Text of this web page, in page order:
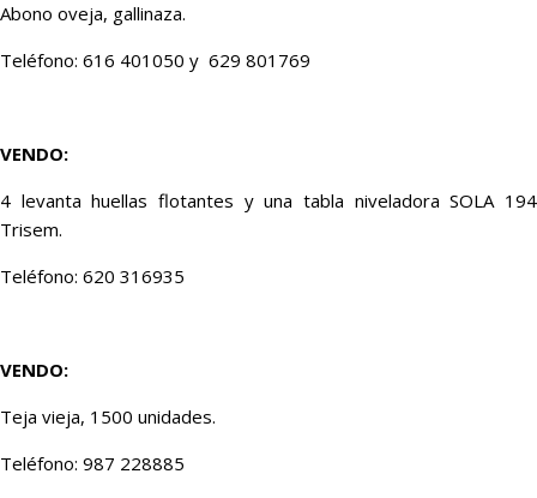
Abono oveja, gallinaza.
Teléfono: 616 401050 y 629 801769
VENDO:
4 levanta huellas flotantes y una tabla niveladora SOLA 194
Trisem.
Teléfono: 620 316935
VENDO:
Teja vieja, 1500 unidades.
Teléfono: 987 228885